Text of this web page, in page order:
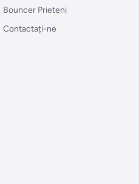
Bouncer Prieteni
Contactați-ne